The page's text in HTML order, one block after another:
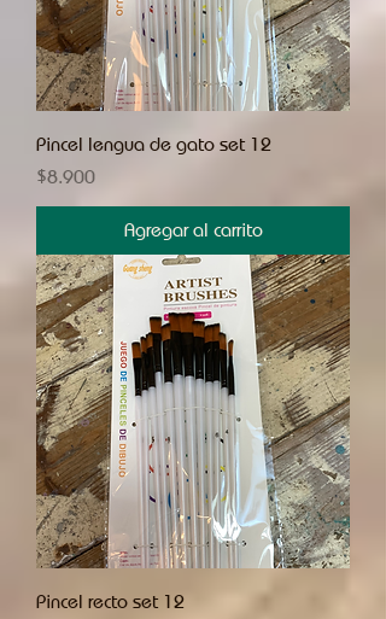
Pincel lengua de gato set 12
Precio
$8.900
Agregar al carrito
Pincel recto set 12